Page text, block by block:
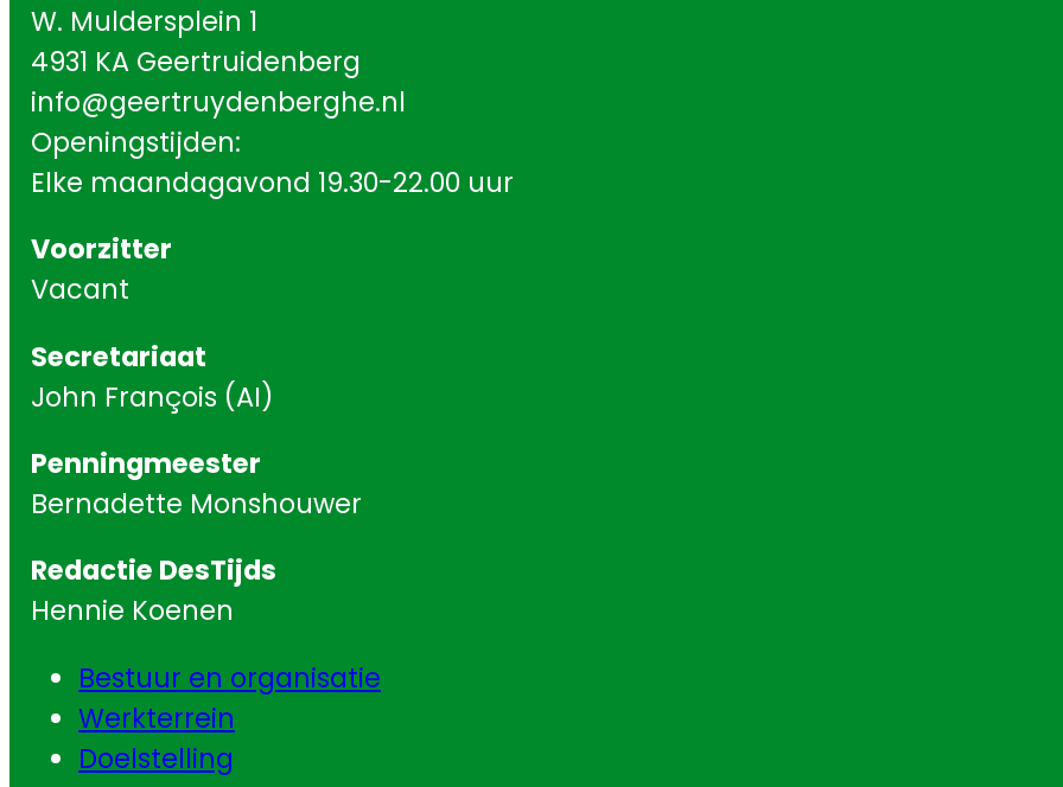
W. Muldersplein 1
4931 KA Geertruidenberg
info@geertruydenberghe.nl
Openingstijden:
Elke maandagavond 19.30-22.00 uur
Voorzitter
Vacant
Secretariaat
John François (AI)
Penningmeester
Bernadette Monshouwer
Redactie DesTijds
Hennie Koenen
Bestuur en organisatie
Werkterrein
Doelstelling